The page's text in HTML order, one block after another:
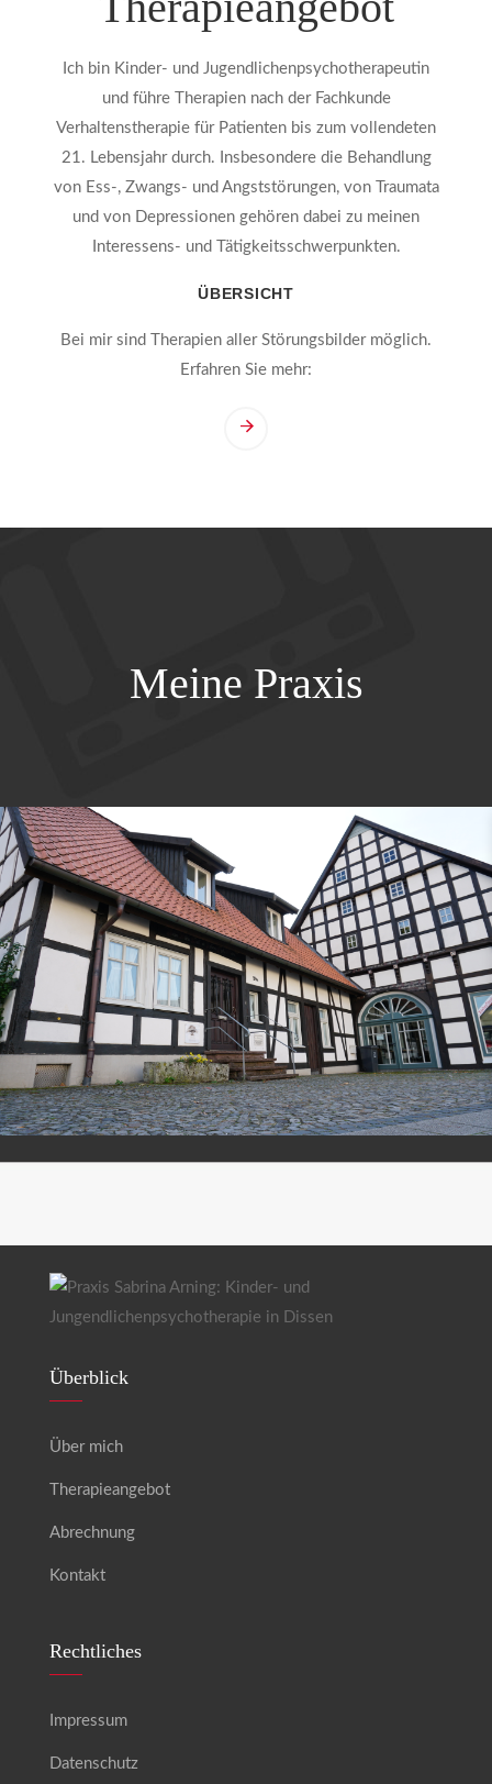
Ich bin Kinder- und Jugendlichenpsychotherapeutin
und führe Therapien nach der Fachkunde
Verhaltenstherapie für Patienten bis zum vollendeten
21. Lebensjahr durch. Insbesondere die Behandlung
von Ess-, Zwangs- und Angststörungen, von Traumata
und von Depressionen gehören dabei zu meinen
Interessens- und Tätigkeitsschwerpunkten.
ÜBERSICHT
Bei mir sind Therapien aller Störungsbilder möglich.
Erfahren Sie mehr:
Meine Praxis
Überblick
Über mich
Therapieangebot
Abrechnung
Kontakt
Rechtliches
Impressum
Datenschutz